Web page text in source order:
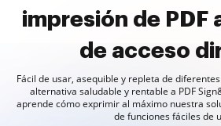
impresión de PDF
de acceso
Fácil de usar, asequible y repleta de
alternativa saludable y rentable a PDF
aprende cómo exprimir al máximo nuestra
de funciones fáciles de